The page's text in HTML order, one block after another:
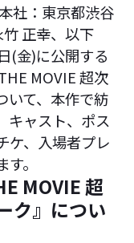
社：東京都渋谷
正幸、以下
(金)に公開する
MOVIE 超次
いて、本作で紡
キャスト、ポス
ケ、入場者プレ
。
MOVIE 超
ク』につい